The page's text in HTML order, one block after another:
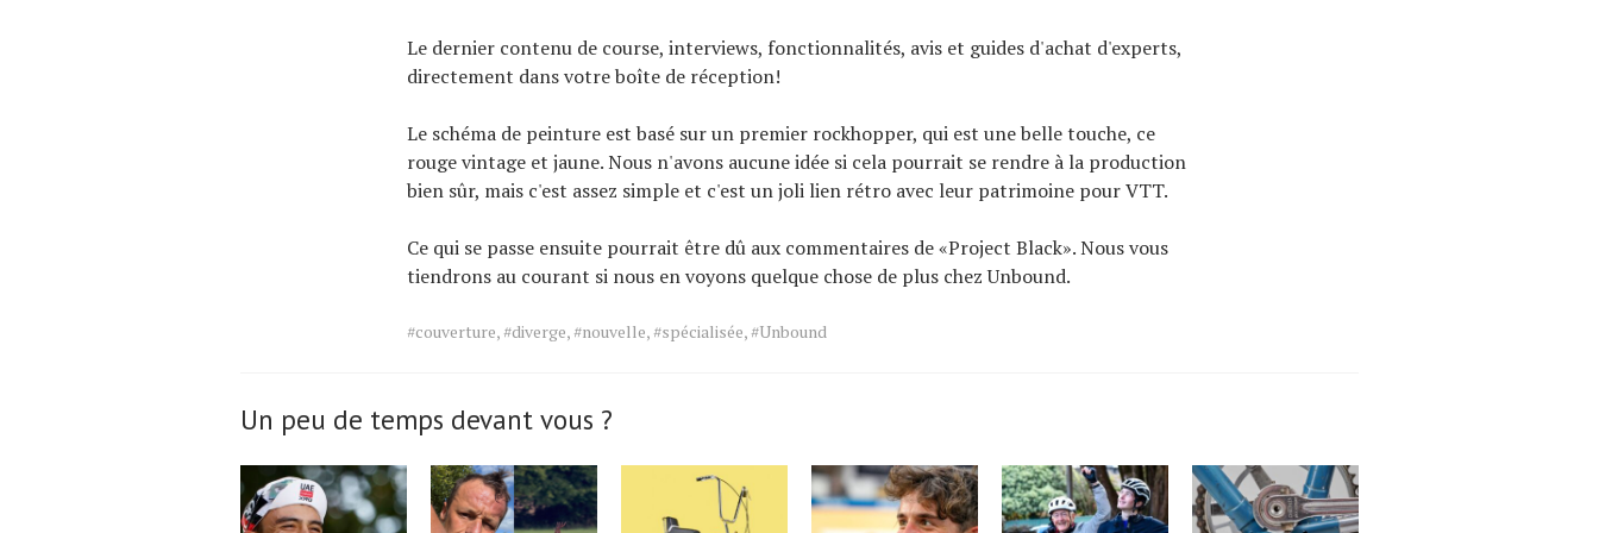
Le dernier contenu de course, interviews, fonctionnalités, avis et guides d'achat d'experts,
directement dans votre boîte de réception!
Le schéma de peinture est basé sur un premier rockhopper, qui est une belle touche, ce
rouge vintage et jaune. Nous n'avons aucune idée si cela pourrait se rendre à la production
bien sûr, mais c'est assez simple et c'est un joli lien rétro avec leur patrimoine pour VTT.
Ce qui se passe ensuite pourrait être dû aux commentaires de «Project Black». Nous vous
tiendrons au courant si nous en voyons quelque chose de plus chez Unbound.
Tags
#couverture,#diverge,#nouvelle,#spécialisée,#Unbound
Un peu de temps devant vous ?